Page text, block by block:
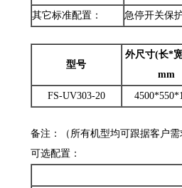
其它标准配置：
急停开关保
型号
外尺寸(长*
mm
FS-UV303-20
备注：（所有机型均可跟据客户
可选配置：